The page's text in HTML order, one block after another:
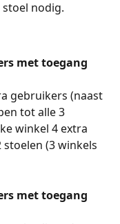
nodig.
met toegang
gebruikers (naast
tot alle 3
winkel 4 extra
(3 winkels
met toegang